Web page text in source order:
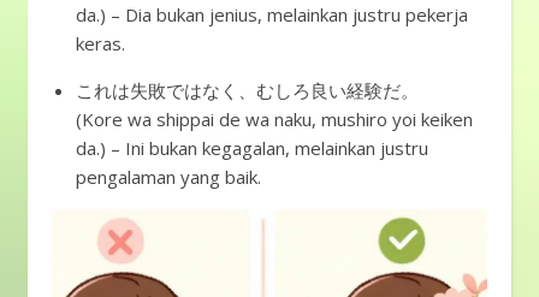
da.) – Dia bukan jenius, melainkan justru pekerja
keras.
これは失敗ではなく、むしろ良い経験だ。
(Kore wa shippai de wa naku, mushiro yoi keiken
da.) – Ini bukan kegagalan, melainkan justru
pengalaman yang baik.